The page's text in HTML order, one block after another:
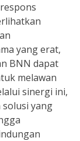
yang erat,
BNN dapat
melawan
sinergi ini,
solusi yang